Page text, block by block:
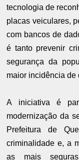
tecnologia de
placas veiculares,
com bancos de
é tanto prevenir
segurança da
maior incidência de
A iniciativa é
modernização da
Prefeitura de
criminalidade e, a
as mais